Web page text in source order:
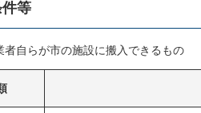
等
者自らが市の施設に搬入できるもの